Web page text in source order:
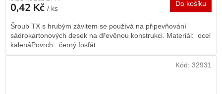
0,42 Kč / ks
Do košíku
Šroub TX s hrubým závitem se používá na připevňování
sádrokartonových desek na dřevěnou konstrukci. Materiál: ocel
kalenáPovrch: černý fosfát
Kód: 32931